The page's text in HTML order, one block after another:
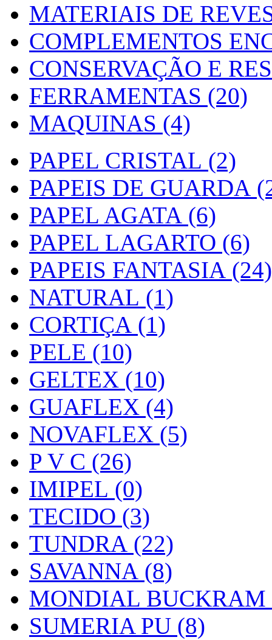
MATERIAIS DE
COMPLEMENTOS
CONSERVAÇÃO E
FERRAMENTAS (20)
MAQUINAS (4)
PAPEL CRISTAL (2)
PAPEIS DE GUARDA
PAPEL AGATA (6)
PAPEL LAGARTO (6)
PAPEIS FANTASIA (24)
NATURAL (1)
CORTIÇA (1)
PELE (10)
GELTEX (10)
GUAFLEX (4)
NOVAFLEX (5)
P V C (26)
IMIPEL (0)
TECIDO (3)
TUNDRA (22)
SAVANNA (8)
MONDIAL BUCKRAM
SUMERIA PU (8)